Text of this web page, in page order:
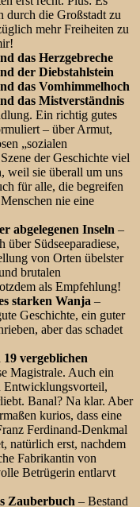
durch die Großstadt zu
mehr Freiheiten zu
das Herzgebreche
der Diebstahlstein
das Vomhimmelhoch
das Mistverständnis
Ein richtig gutes
– über Armut,
„sozialen
der Geschichte viel
weil sie überall um uns
für alle, die begreifen
nie eine
abgelegenen Inseln –
Südseeparadiese,
von Orten übelster
brutalen
als Empfehlung!
starken Wanja –
Geschichte, ein guter
aber das schadet
vergeblichen
Magistrale. Auch ein
Entwicklungsvorteil,
Banal? Na klar. Aber
kurios, dass eine
Ferdinand-Denkmal
natürlich erst, nachdem
Fabrikantin von
Betrügerin entlarvt
Zauberbuch – Bestand